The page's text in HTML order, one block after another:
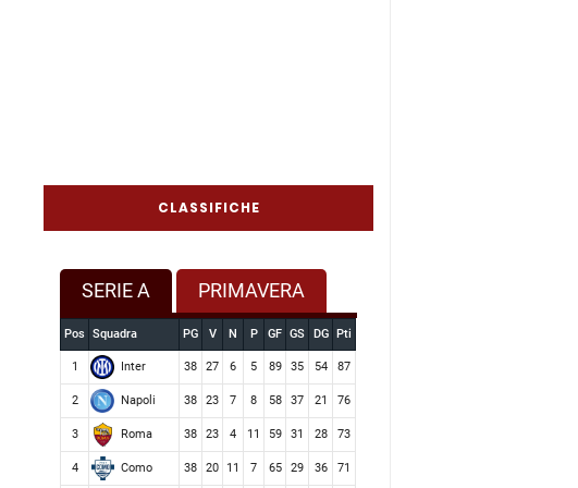
CLASSIFICHE
SERIE A PRIMAVERA
Pos Squadra PG V N P GF GS DG Pti
1 Inter 38 27 6 5 89 35 54 87
2 Napoli 38 23 7 8 58 37 21 76
3 Roma 38 23 4 11 59 31 28 73
4 Como 38 20 11 7 65 29 36 71